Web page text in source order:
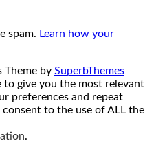
spam. Learn how your
Theme by SuperbThemes
to give you the most relevant
preferences and repeat
consent to the use of ALL the
.